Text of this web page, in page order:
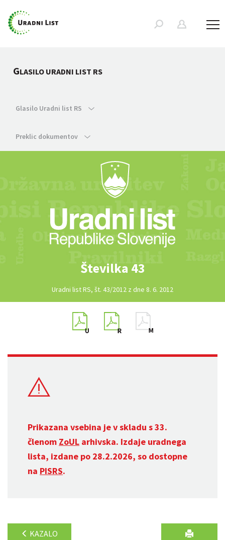
GLASILO URADNI LIST RS
Glasilo Uradni list RS
Preklic dokumentov
Številka 43
Uradni list RS, št. 43/2012 z dne 8. 6. 2012
Prikazana vsebina je v skladu s 33.
členom ZoUL arhivska. Izdaje uradnega
lista, izdane po 28.2.2026, so dostopne
na PISRS.
KAZALO